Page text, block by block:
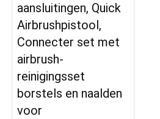
aansluitingen, Quick
Airbrushpistool,
Connecter set met
airbrush-
reinigingsset
borstels en naalden
voor